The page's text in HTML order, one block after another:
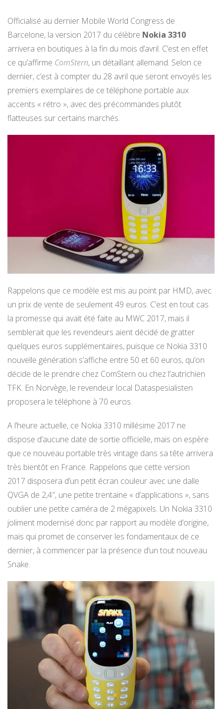
Officialisé au dernier Mobile World Congress de
Barcelone, la version 2017 du célèbre Nokia 3310
arrivera en boutiques à la fin du mois d’avril. C’est en effet
ce qu’affirme ComStern, un détaillant allemand. Selon ce
dernier, c’est à compter du 28 avril que seront envoyés les
premiers exemplaires de ce téléphone portable aux
accents « rétro », avec des précommandes plutôt
flatteuses sur certains marchés.
Rappelons que ce modèle est mis au point par HMD, avec
un prix de vente de seulement 49 euros. C’est en tout cas
la promesse qui avait été faite au MWC 2017, mais il
semblerait que les revendeurs aient décidé de gratter
quelques euros supplémentaires, puisque ce Nokia 3310
nouvelle génération s’affiche entre 50 et 60 euros, qu’on
décide de le prendre chez ComStern ou chez l’autrichien
TFK. En Norvège, le revendeur local Dataspesialisten
proposera le téléphone à 70 euros.
A l’heure actuelle, ce Nokia 3310 millésime 2017 ne
dispose d’aucune date de sortie officielle, mais on espère
que ce nouveau portable très vintage dans sa tête arrivera
très bientôt en France. Rappelons que cette version
2017 disposera d’un petit écran couleur avec une dalle
QVGA de 2,4″, une petite trentaine « d’applications », sans
oublier une petite caméra de 2 mégapixels. Un Nokia 3310
joliment modernisé donc par rapport au modèle d’origine,
mais qui promet de conserver les fondamentaux de ce
dernier, à commencer par la présence d’un tout nouveau
Snake.